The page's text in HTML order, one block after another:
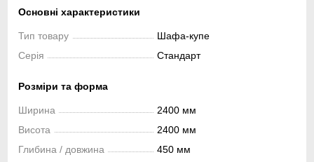
Основні характеристики
Тип товару
Шафа-купе
Серія
Стандарт
Розміри та форма
Ширина
2400 мм
Висота
2400 мм
Глибина / довжина
450 мм